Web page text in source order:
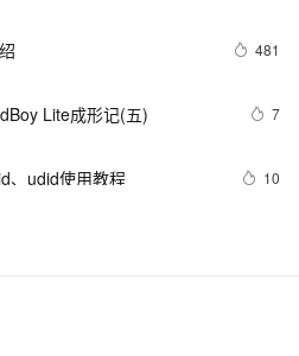
481
Lite成形记(五) 7
、udid使用教程 10